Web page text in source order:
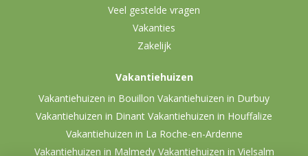
Veel gestelde vragen
Vakanties
Zakelijk
Vakantiehuizen
Vakantiehuizen in Bouillon Vakantiehuizen in Durbuy
Vakantiehuizen in Dinant Vakantiehuizen in Houffalize
Vakantiehuizen in La Roche-en-Ardenne
Vakantiehuizen in Malmedy Vakantiehuizen in Vielsalm